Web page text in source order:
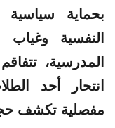
بحماية
النفسية
المدرسية،
انتحار أحد
مفصلية تكشف